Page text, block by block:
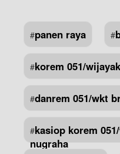
#panen raya #
#korem 051/
#danrem 051/wkt
#kasiop korem
nugraha